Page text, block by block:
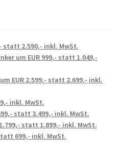
statt 2.590,- inkl. MwSt.
um EUR 999,- statt 1.049,-
EUR 2.599,- statt 2.699,- inkl.
inkl. MwSt.
statt 3.499,- inkl. MwSt.
statt 1.899,- inkl. MwSt.
699,- inkl. MwSt.